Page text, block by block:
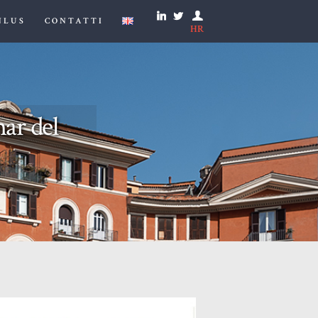
CONTATTI
HR
del